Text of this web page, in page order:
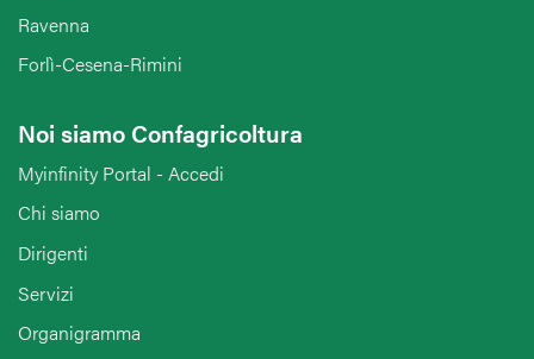
Ravenna
Forlì-Cesena-Rimini
Noi siamo Confagricoltura
Myinfinity Portal - Accedi
Chi siamo
Dirigenti
Servizi
Organigramma